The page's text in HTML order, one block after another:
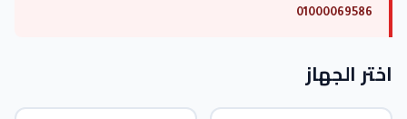
01000069586
اختر الجهاز